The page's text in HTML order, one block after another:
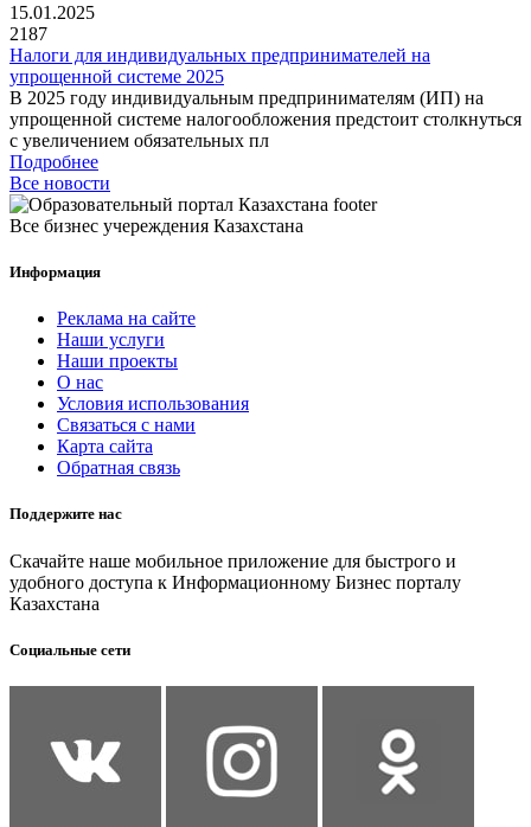
15.01.2025
2187
Налоги для индивидуальных предпринимателей на
упрощенной системе 2025
В 2025 году индивидуальным предпринимателям (ИП) на
упрощенной системе налогообложения предстоит столкнуться
с увеличением обязательных пл
Подробнее
Все новости
Все бизнес учереждения Казахстана
Информация
Реклама на сайте
Наши услуги
Наши проекты
О нас
Условия использования
Связаться с нами
Карта сайта
Обратная связь
Поддержите нас
Скачайте наше мобильное приложение для быстрого и
удобного доступа к Информационному Бизнес порталу
Казахстана
Социальные сети